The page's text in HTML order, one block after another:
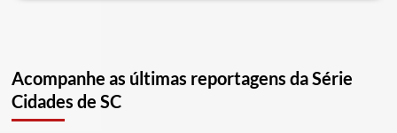
Acompanhe as últimas reportagens da Série
Cidades de SC